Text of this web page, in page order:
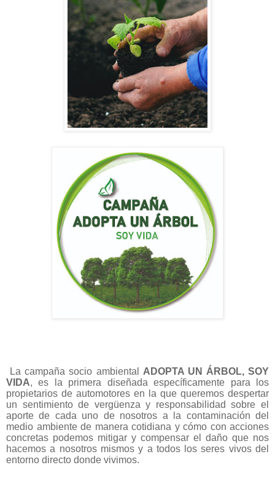
La campaña socio ambiental ADOPTA UN ÁRBOL, SOY
VIDA, es la primera diseñada específicamente para los
propietarios de automotores en la que queremos despertar
un sentimiento de vergüenza y responsabilidad sobre el
aporte de cada uno de nosotros a la contaminación del
medio ambiente de manera cotidiana y cómo con acciones
concretas podemos mitigar y compensar el daño que nos
hacemos a nosotros mismos y a todos los seres vivos del
entorno directo donde vivimos.